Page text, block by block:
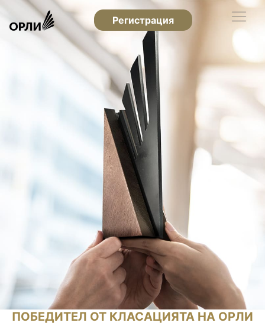
Регистрация
ПОБЕДИТЕЛ ОТ КЛАСАЦИЯТА НА ОРЛИ